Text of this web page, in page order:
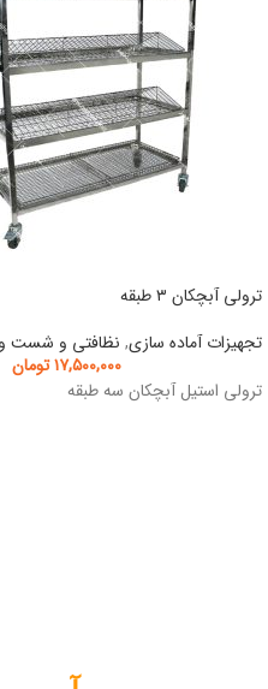
ترولی آبچکان ۳ طبقه
تجهیزات آماده سازی, نظافتی و شست
۱۷,۵۰۰,۰۰۰ تومان
ترولی استیل آبچکان سه طبقه